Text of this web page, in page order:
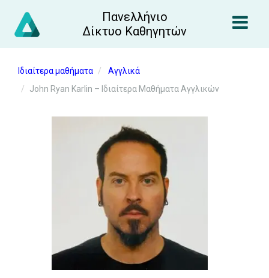
Πανελλήνιο
Δίκτυο Καθηγητών
Ιδιαίτερα μαθήματα
Αγγλικά
John Ryan Karlin – Ιδιαίτερα Μαθήματα Αγγλικών